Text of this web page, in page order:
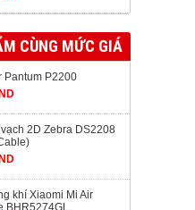
CÙNG MỨC GIÁ
Pantum P2200
2D Zebra DS2208
khí Xiaomi Mi Air
BHR5274GL